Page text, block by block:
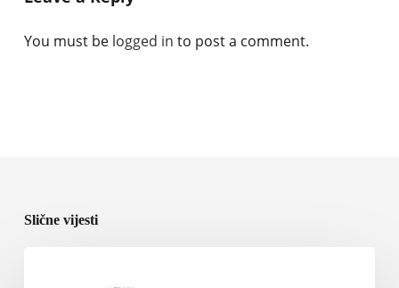
You must be logged in to post a comment.
Slične vijesti